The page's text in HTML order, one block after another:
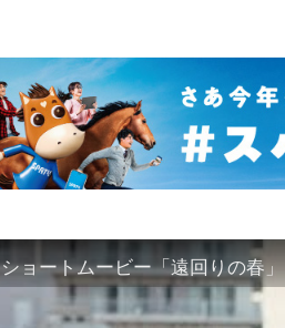
ショートムービー「遠回りの春」